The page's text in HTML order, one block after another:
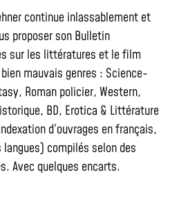
continue inlassablement et
proposer son Bulletin
sur les littératures et le film
mauvais genres : Science-
Roman policier, Western,
BD, Erotica & Littérature
d’ouvrages en français,
compilés selon des
Avec quelques encarts.